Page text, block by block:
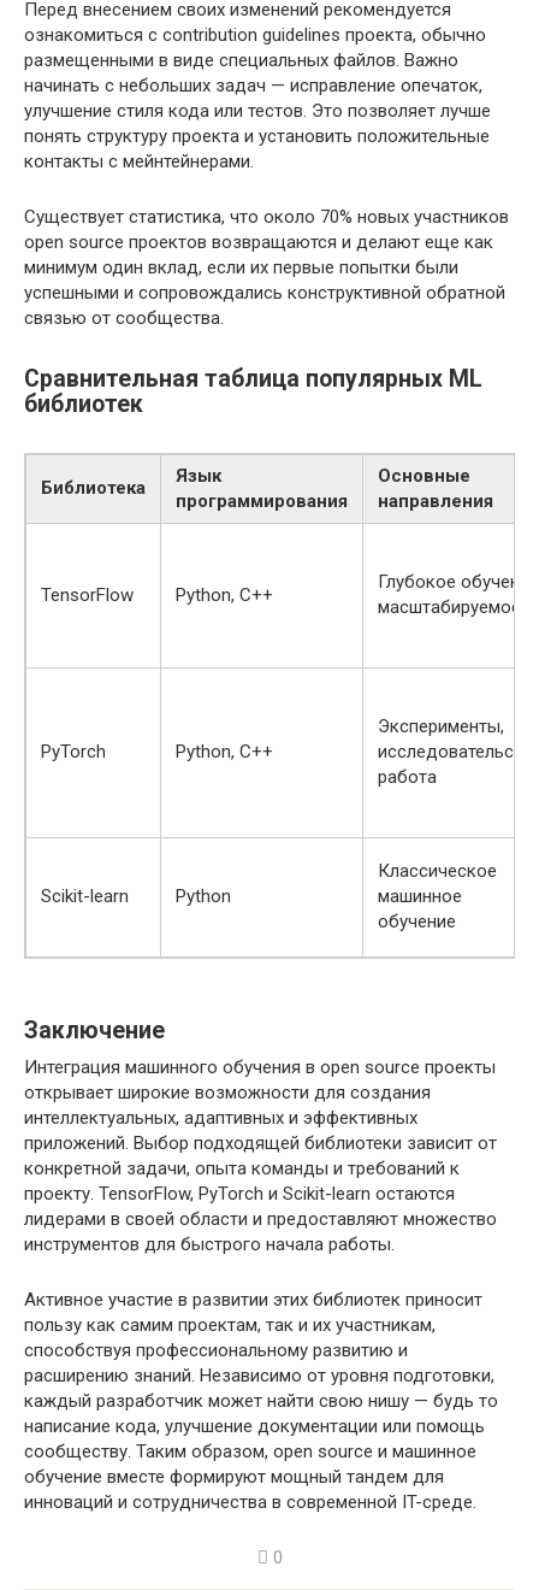
Перед внесением своих изменений рекомендуется
ознакомиться с contribution guidelines проекта, обычно
размещенными в виде специальных файлов. Важно
начинать с небольших задач — исправление опечаток,
улучшение стиля кода или тестов. Это позволяет лучше
понять структуру проекта и установить положительные
контакты с мейнтейнерами.
Существует статистика, что около 70% новых участников
open source проектов возвращаются и делают еще как
минимум один вклад, если их первые попытки были
успешными и сопровождались конструктивной обратной
связью от сообщества.
Сравнительная таблица популярных ML
библиотек
Библиотека
Язык
программирования
Основные
направления
TensorFlow Python, C++
Глубокое
масштабируемость
PyTorch Python, C++
Эксперименты,
работа
Scikit-learn Python
Классическое
машинное
обучение
Заключение
Интеграция машинного обучения в open source проекты
открывает широкие возможности для создания
интеллектуальных, адаптивных и эффективных
приложений. Выбор подходящей библиотеки зависит от
конкретной задачи, опыта команды и требований к
проекту. TensorFlow, PyTorch и Scikit-learn остаются
лидерами в своей области и предоставляют множество
инструментов для быстрого начала работы.
Активное участие в развитии этих библиотек приносит
пользу как самим проектам, так и их участникам,
способствуя профессиональному развитию и
расширению знаний. Независимо от уровня подготовки,
каждый разработчик может найти свою нишу — будь то
написание кода, улучшение документации или помощь
сообществу. Таким образом, open source и машинное
обучение вместе формируют мощный тандем для
инноваций и сотрудничества в современной IT-среде.
0